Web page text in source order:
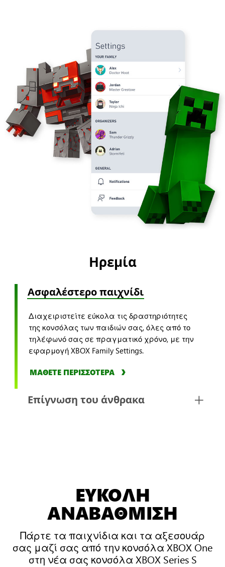
Ηρεμία
Ασφαλέστερο παιχνίδι
Επίγνωση του άνθρακα
Διαχειριστείτε εύκολα τις δραστηριότητες
της κονσόλας των παιδιών σας, όλες από το
τηλέφωνό σας σε πραγματικό χρόνο, με την
εφαρμογή XBOX Family Settings.
ΜΑΘΕΤΕ ΠΕΡΙΣΣΟΤΕΡΑ
ΕΥΚΟΛΗ
ΑΝΑΒΑΘΜΙΣΗ
Πάρτε τα παιχνίδια και τα αξεσουάρ
σας μαζί σας από την κονσόλα XBOX One
στη νέα σας κονσόλα XBOX Series S